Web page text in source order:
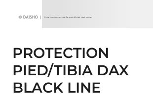
PROTECTION
PIED/TIBIA DAX
BLACK LINE